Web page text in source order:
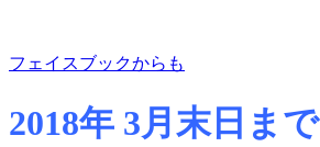
フェイスブックからも
2018年 3月末日まで